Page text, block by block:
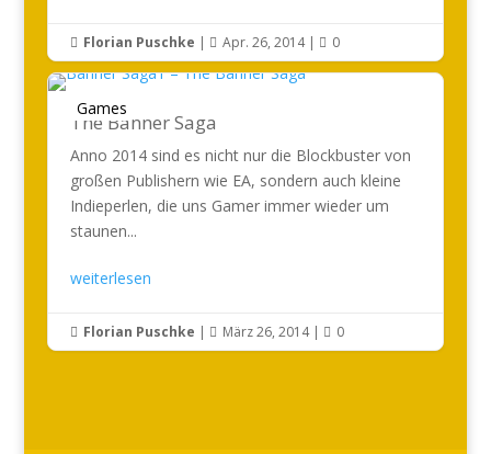
 Florian Puschke |  Apr. 26, 2014|  0
Games
The Banner Saga
Anno 2014 sind es nicht nur die Blockbuster von
großen Publishern wie EA, sondern auch kleine
Indieperlen, die uns Gamer immer wieder um
staunen...
weiterlesen
 Florian Puschke |  März 26, 2014|  0